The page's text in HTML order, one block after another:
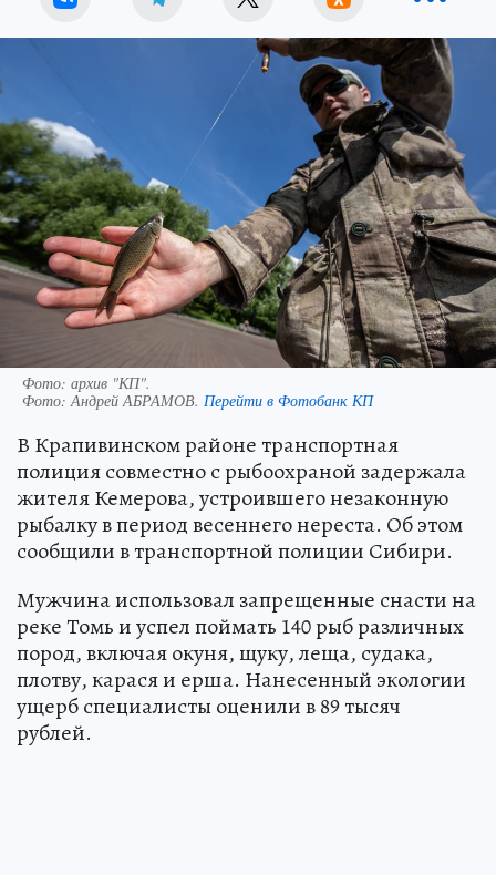
Фото: архив "КП".
Фото: Андрей АБРАМОВ. Перейти в Фотобанк КП
В Крапивинском районе транспортная
полиция совместно с рыбоохраной задержала
жителя Кемерова, устроившего незаконную
рыбалку в период весеннего нереста. Об этом
сообщили в транспортной полиции Сибири.
Мужчина использовал запрещенные снасти на
реке Томь и успел поймать 140 рыб различных
пород, включая окуня, щуку, леща, судака,
плотву, карася и ерша. Нанесенный экологии
ущерб специалисты оценили в 89 тысяч
рублей.